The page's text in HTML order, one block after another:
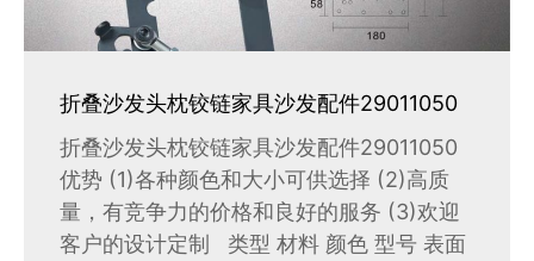
折叠沙发头枕铰链家具沙发配件29011050
折叠沙发头枕铰链家具沙发配件29011050
优势 (1)各种颜色和大小可供选择 (2)高质
量，有竞争力的价格和良好的服务 (3)欢迎
客户的设计定制 类型 材料 颜色 型号 表面